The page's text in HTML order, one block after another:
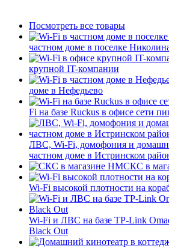
Посмотреть все товары
частном доме в поселке
крупной IT-компании
доме в Нефедьево
Fi на базе Ruckus в офисе сети
ЛВС, Wi-Fi, домофония и
частном доме в Истринском
СКС в
Wi-Fi высокой плотности на
Wi-Fi и ЛВС на базе TP-Link
Black Out